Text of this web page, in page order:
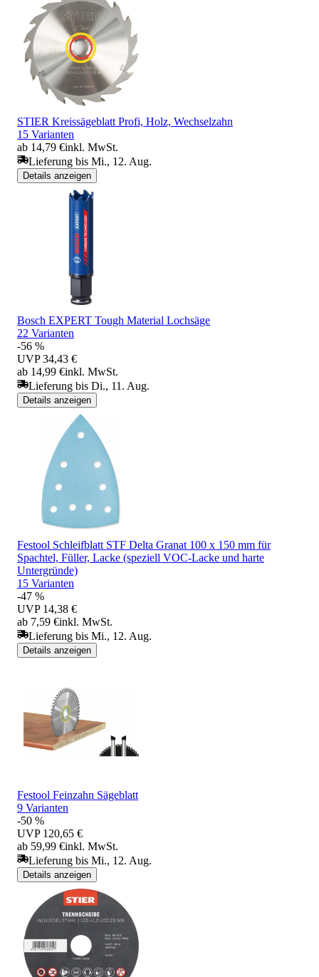
STIER Kreissägeblatt Profi, Holz, Wechselzahn
15 Varianten
ab 14,79 €inkl. MwSt.
Lieferung bis Mi., 12. Aug.
Details anzeigen
Bosch EXPERT Tough Material Lochsäge
22 Varianten
-56 %
UVP 34,43 €
ab 14,99 €inkl. MwSt.
Lieferung bis Di., 11. Aug.
Details anzeigen
Festool Schleifblatt STF Delta Granat 100 x 150 mm für
Spachtel, Füller, Lacke (speziell VOC-Lacke und harte
Untergründe)
15 Varianten
-47 %
UVP 14,38 €
ab 7,59 €inkl. MwSt.
Lieferung bis Mi., 12. Aug.
Details anzeigen
Festool Feinzahn Sägeblatt
9 Varianten
-50 %
UVP 120,65 €
ab 59,99 €inkl. MwSt.
Lieferung bis Mi., 12. Aug.
Details anzeigen